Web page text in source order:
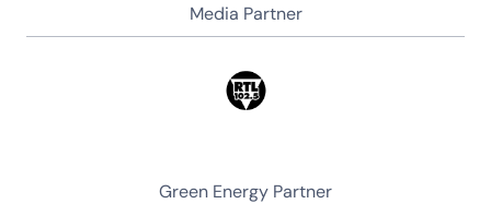
Media Partner
Green Energy Partner